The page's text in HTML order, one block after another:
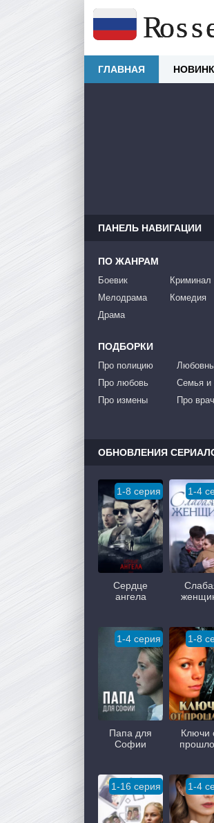
ПАНЕЛЬ НАВИГАЦИИ
ПО ЖАНРАМ
Боевик
Мелодрама
Драма
Криминал
Комедия
ПОДБОРКИ
Про полицию
Про любовь
Про измены
Семья и
Про
ОБНОВЛЕНИЯ
1-8 серия
Сердце
ангела
1-4
1-4 серия
Папа для
Софии
1-8
Ключи
1-16 серия 1-4
ГЛАВНАЯ